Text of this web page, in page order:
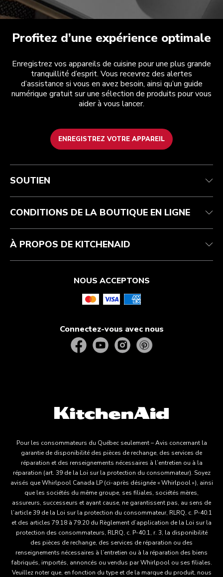
Profitez d’une expérience optimale
Enregistrez vos appareils de cuisine pour une plus grande
tranquillité d’esprit. Vous recevrez des alertes
d’assistance si vous en avez besoin, ainsi qu’un guide
numérique gratuit sur une sélection de produits pour vous
aider à vous lancer.
ENREGISTREZ VOTRE APPAREIL
Service après-vente
Contactez-nous
Résidents du Québec
Conditions d’utilisation
Retours et remboursements
La marque
Affiliation
SOUTIEN
CONDITIONS DE LA BOUTIQUE EN LIGNE
À PROPOS DE KITCHENAID
NOUS ACCEPTONS
Connectez-vous avec nous
Pour les consommateurs du Québec seulement – Avis concernant la
garantie de disponibilité des pièces de rechange, des services de
réparation et des renseignements nécessaires à l’entretien ou à la
réparation (art. 39 de la Loi sur la protection du consommateur). Soyez
avisés que Whirlpool Canada LP (ci-après désignée « Whirlpool »), ainsi
que les sociétés du même groupe, ses filiales, sociétés mères,
assureurs, successeurs et ayant cause, ne garantissent pas, au sens de
l’article 39 de la Loi sur la protection du consommateur, RLRQ, c. P-40.1
et des articles 79.18 à 79.20 du Règlement d’application de la Loi sur la
protection des consommateurs, RLRQ, c. P-40.1, r. 3, la disponibilité
des pièces de rechange, des services de réparation ou des
renseignements nécessaires à l’entretien ou à la réparation des biens
fabriqués, importés, annoncés ou vendus par Whirlpool ou ses filiales.
Veuillez noter que, en fonction du type et de la marque du produit, nous